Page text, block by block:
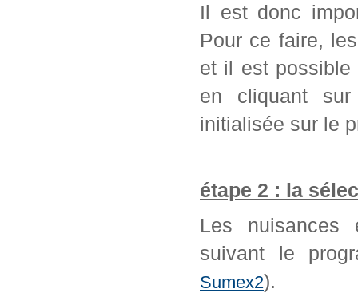
Il est donc
Pour ce faire,
et il est possible
en cliquant
initialisée sur le
étape 2 : la
Les nuisances
suivant le
Sumex2).